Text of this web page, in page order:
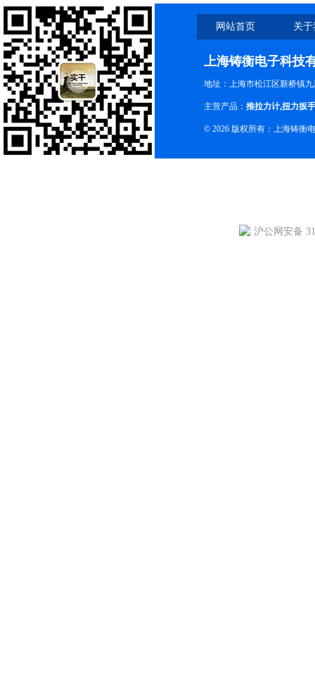
网站首页 关
上海铸衡电子科技
地址：上海市松江区新桥镇
主营产品： 推拉力计,扭力扳手
© 2026 版权所有：上海铸衡
沪公网安备